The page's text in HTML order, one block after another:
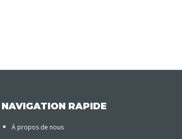
NAVIGATION RAPIDE
À propos de nous